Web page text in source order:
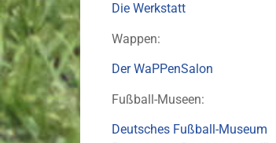
Die Werkstatt
Wappen:
Der WaPPenSalon
Fußball-Museen:
Deutsches Fußball-Museum